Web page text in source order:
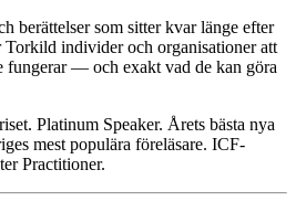
berättelser som sitter kvar länge efter
individer och organisationer att
fungerar — och exakt vad de kan göra
Platinum Speaker. Årets bästa nya
mest populära föreläsare. ICF-
Practitioner.